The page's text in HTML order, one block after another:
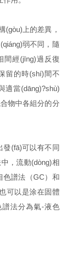
上的差異，
弱不同，隨
間經(jīng)過反復
留的時(shí)間不
適當(dāng)?shù)
物中各組分的分
(fā)可以有不同
，流動(dòng)相
色譜法（GC）和
可以是涂在固體
譜法分為氣-液色